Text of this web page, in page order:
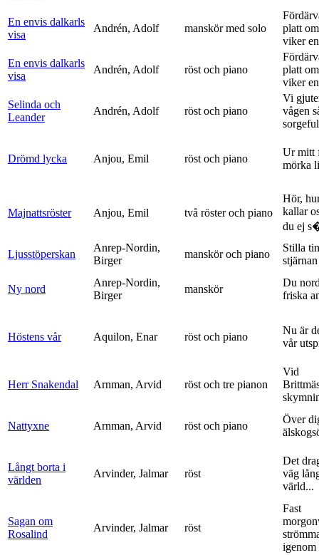
En envis dalkarls
visa
Andrén, Adolf manskör med solo
platt
viker
En envis dalkarls
visa
Andrén, Adolf röst och piano
platt
viker
Selinda och
Leander
Andrén, Adolf röst och piano
Vi
vågen
Drömd lycka Anjou, Emil röst och piano
Ur mitt
mörka
Majnattsröster Anjou, Emil två röster och piano
Hör,
kallar
du ej
Ljusstöperskan
Anrep-Nordin,
Birger
manskör och piano
Stilla
stjärnan
Ny nord
Anrep-Nordin,
Birger
manskör
Du
friska
Höstens vår Aquilon, Enar röst och piano
Nu är
vår
Herr Snakendal Arnman, Arvid röst och tre pianon
Vid
Nattyxne Arnman, Arvid röst och piano
Över
Långt borta i
världen
Arvinder, Jalmar röst
Det
väg
värld...
Sagan om
Rosalind
Arvinder, Jalmar röst
Fast
igenom